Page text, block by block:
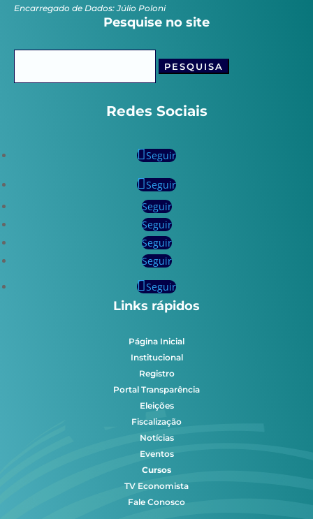
Encarregado de Dados: Júlio Poloni
Pesquise no site
Redes Sociais
Seguir
Seguir
Seguir
Seguir
Seguir
Seguir
Seguir
Links rápidos
Página Inicial
Institucional
Registro
Portal Transparência
Eleições
Fiscalização
Notícias
Eventos
Cursos
TV Economista
Fale Conosco